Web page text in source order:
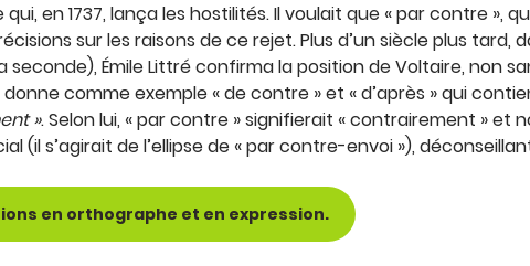
en 1737, lança les hostilités. Il voulait que « par contre
sur les raisons de ce rejet. Plus d’un siècle plus tard,
seconde), Émile Littré confirma la position de Voltaire, non
donne comme exemple « de contre » et « d’après » qui
». Selon lui, « par contre » signifierait « contrairement »
(il s’agirait de l’ellipse de « par contre-envoi »),
en orthographe et en expression.